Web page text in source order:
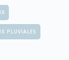
PLUVIALES